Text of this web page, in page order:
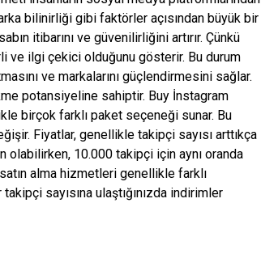
bilinirliği gibi faktörler açısından büyük bir
itibarını ve güvenilirliğini artırır. Çünkü
ve ilgi çekici olduğunu gösterir. Bu durum
ve markalarını güçlendirmesini sağlar.
potansiyeline sahiptir. Buy İnstagram
birçok farklı paket seçeneği sunar. Bu
Fiyatlar, genellikle takipçi sayısı arttıkça
olabilirken, 10.000 takipçi için aynı oranda
alma hizmetleri genellikle farklı
sayısına ulaştığınızda indirimler